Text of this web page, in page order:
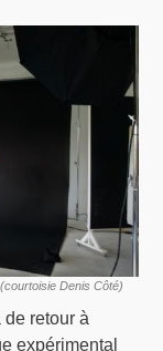
Denis Côté)
retour à
expérimental